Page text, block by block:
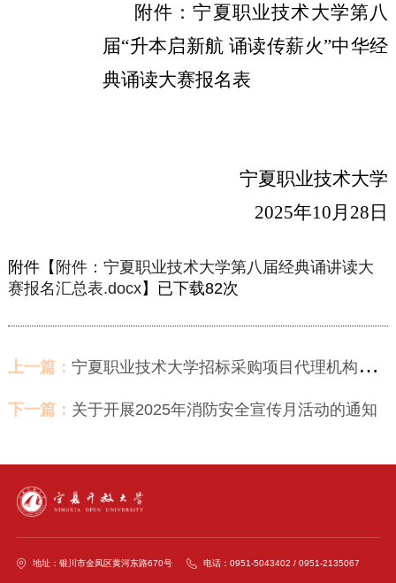
附件：宁夏职业技术大学第八
届“升本启新航 诵读传薪火”中华经
典诵读大赛报名表
宁夏职业技术大学
2025年10月28日
附件【 附件：宁夏职业技术大学第八届经典诵讲读大
赛报名汇总表.docx】已下载82次
上一篇： 宁夏职业技术大学招标采购项目代理机构遴选结果公示
下一篇： 关于开展2025年消防安全宣传月活动的通知
地址：银川市金凤区黄河东路670号 电话：0951-5043402 / 0951-2135067